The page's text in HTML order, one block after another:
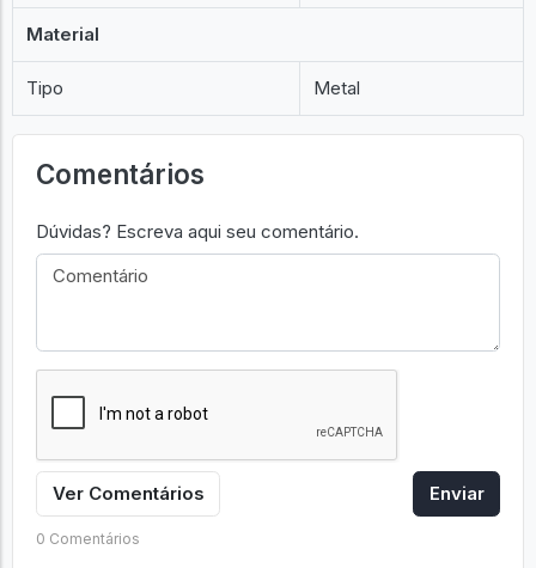
Material
Tipo Metal
Comentários
Dúvidas? Escreva aqui seu comentário.
Ver Comentários Enviar
0 Comentários